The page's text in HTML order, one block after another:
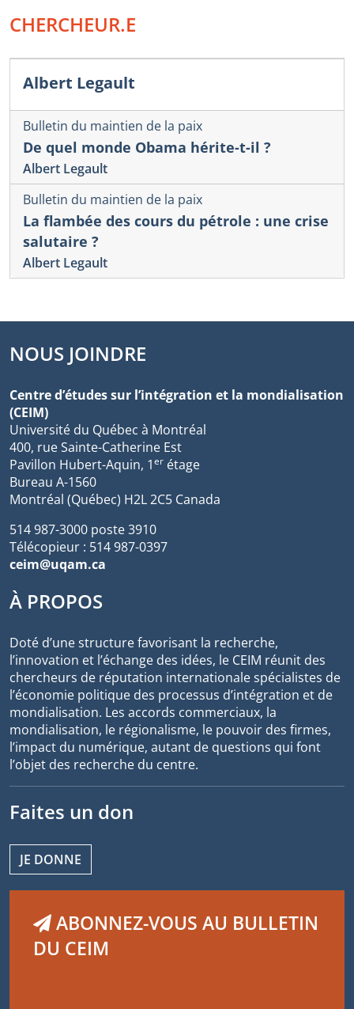
CHERCHEUR.E
Albert Legault
Bulletin du maintien de la paix
De quel monde Obama hérite-t-il ?
Albert Legault
Bulletin du maintien de la paix
La flambée des cours du pétrole : une crise
salutaire ?
Albert Legault
NOUS JOINDRE
Centre d’études sur l’intégration et la mondialisation
(CEIM)
Université du Québec à Montréal
400, rue Sainte-Catherine Est
Pavillon Hubert-Aquin, 1er étage
Bureau A-1560
Montréal (Québec) H2L 2C5 Canada
514 987-3000 poste 3910
Télécopieur : 514 987-0397
ceim@uqam.ca
À PROPOS
Doté d’une structure favorisant la recherche,
l’innovation et l’échange des idées, le CEIM réunit des
chercheurs de réputation internationale spécialistes de
l’économie politique des processus d’intégration et de
mondialisation. Les accords commerciaux, la
mondialisation, le régionalisme, le pouvoir des firmes,
l’impact du numérique, autant de questions qui font
l’objet des recherche du centre.
Faites un don
JE DONNE
ABONNEZ-VOUS AU BULLETIN
DU CEIM